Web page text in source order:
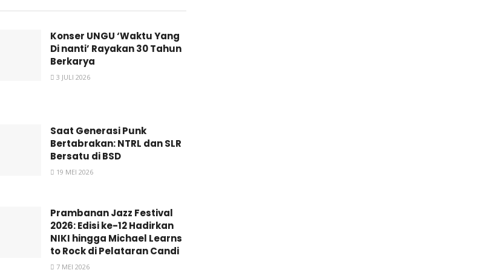
Konser UNGU ‘Waktu Yang
Di nanti’ Rayakan 30 Tahun
Berkarya
3 JULI 2026
Saat Generasi Punk
Bertabrakan: NTRL dan SLR
Bersatu di BSD
19 MEI 2026
Prambanan Jazz Festival
2026: Edisi ke-12 Hadirkan
NIKI hingga Michael Learns
to Rock di Pelataran Candi
7 MEI 2026